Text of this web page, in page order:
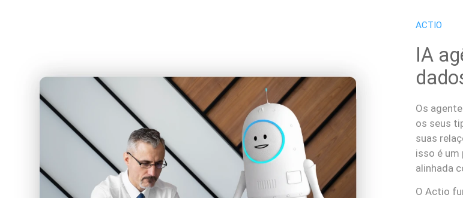
ACTIO
IA
Os
os seus
suas
isso é um
alinhada
O Actio